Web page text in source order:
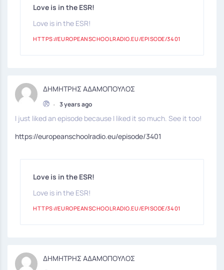
Love is in the ESR!
Love is in the ESR!
HTTPS://EUROPEANSCHOOLRADIO.EU/EPISODE/3401
ΔΗΜΗΤΡΗΣ ΑΔΑΜΟΠΟΥΛΟΣ
• 3 years ago
I just liked an episode because I liked it so much. See it too!
https://europeanschoolradio.eu/episode/3401
Love is in the ESR!
Love is in the ESR!
HTTPS://EUROPEANSCHOOLRADIO.EU/EPISODE/3401
ΔΗΜΗΤΡΗΣ ΑΔΑΜΟΠΟΥΛΟΣ